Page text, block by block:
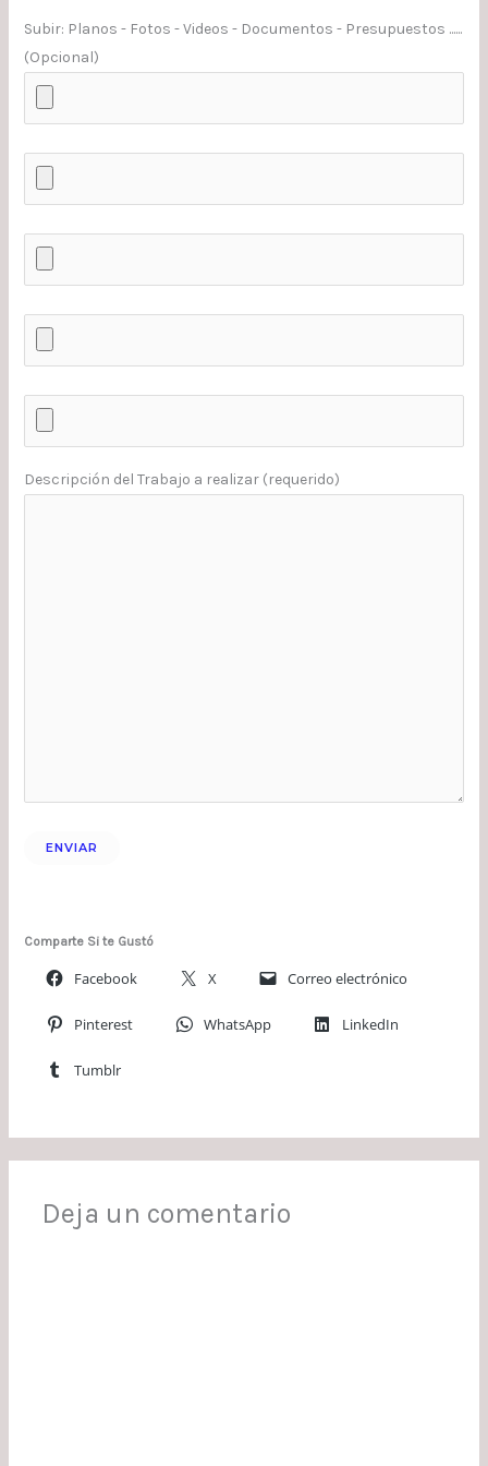
Subir: Planos - Fotos - Videos - Documentos - Presupuestos ......
(Opcional)
Descripción del Trabajo a realizar (requerido)
Comparte Si te Gustó
Facebook X Correo electrónico
Pinterest WhatsApp LinkedIn
Tumblr
Deja un comentario